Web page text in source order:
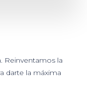
Reinventamos la
darte la máxima